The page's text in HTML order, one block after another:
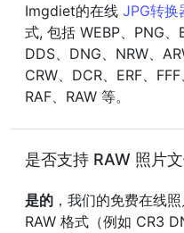
Imgdiet的在线 JPG转换
式, 包括 WEBP、PNG、
DDS、DNG、NRW、
CRW、DCR、ERF、
RAF、RAW 等。
是否支持 RAW 照片文
是的 ，我们的免费在线
RAW 格式（例如 CR3